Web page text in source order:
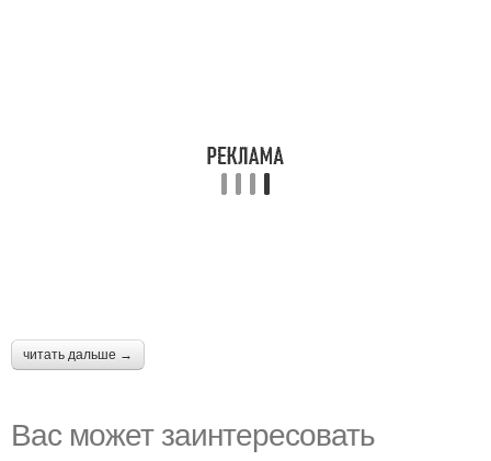
читать дальше →
Вас может заинтересовать